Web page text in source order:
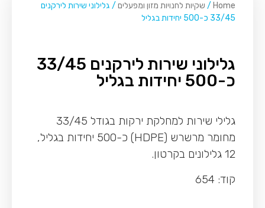
Home
/ שקיות לחנויות מזון ומפעלים / גלילוני שירות לירקנים
33/45 כ-500 יחידות בגליל
גלילוני שירות לירקנים 33/45
כ-500 יחידות בגליל
גלילי שירות למחלקת ירקות בגודל 33/45
מחומר מרשרש (HDPE) כ-500 יחידות בגליל,
12 גלילונים בקרטון.
קוד: 654